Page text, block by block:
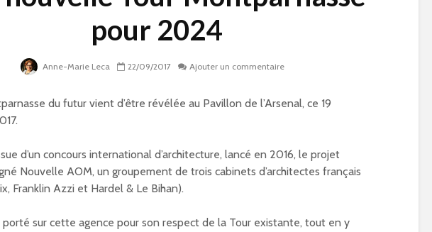
pour 2024
Anne-Marie Leca 22/09/2017 Ajouter un commentaire
du futur vient d’être révélée au Pavillon de l’Arsenal, ce 19
d’un concours international d’architecture, lancé en 2016, le projet
Nouvelle AOM, un groupement de trois cabinets d’architectes français
Franklin Azzi et Hardel & Le Bihan).
porté sur cette agence pour son respect de la Tour existante, tout en y
Compétitions, flamme
olympique… les Jeux
Olympiques et
Paralympiques à Paris
11/10/2023
Qu’est-ce qu’on fait
pendant les vacances
d’été à Paris 15ème ?
Paralympiques